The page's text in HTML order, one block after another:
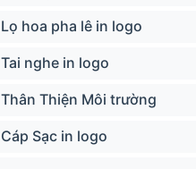
Lọ hoa pha lê in logo
Tai nghe in logo
Thân Thiện Môi trường
Cáp Sạc in logo